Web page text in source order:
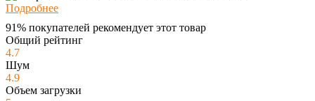
Подробнее
91% покупателей рекомендует этот товар
Общий рейтинг
4.7
Шум
4.9
Объем загрузки